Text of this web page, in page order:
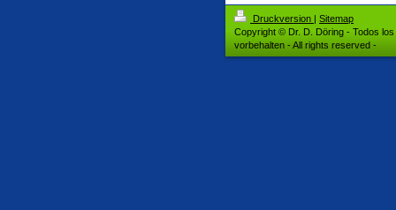
Druckversion | Sitemap
Copyright © Dr. D. Döring - Todos
vorbehalten - All rights reserved -